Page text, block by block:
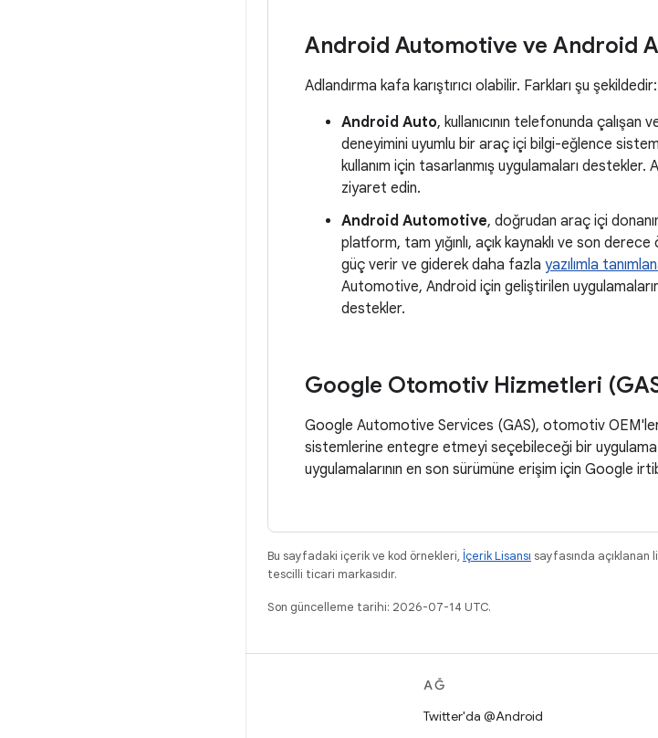
Android Automotive ve Android
Adlandırma kafa karıştırıcı olabilir. Farkları şu şekildedir:
Android Auto, kullanıcının telefonunda çalışan
deneyimini uyumlu bir araç içi bilgi-eğlence
kullanım için tasarlanmış uygulamaları destekler.
ziyaret edin.
Android Automotive, doğrudan araç içi
platform, tam yığınlı, açık kaynaklı ve son
güç verir ve giderek daha fazla yazılımla
Automotive, Android için geliştirilen
destekler.
Google Otomotiv Hizmetleri
Google Automotive Services (GAS), otomotiv
sistemlerine entegre etmeyi seçebileceği bir uygulama
uygulamalarının en son sürümüne erişim için Google
Bu sayfadaki içerik ve kod örnekleri, İçerik Lisansı sayfasında açıklanan
tescilli ticari markasıdır.
Son güncelleme tarihi: 2026-07-14 UTC.
AĞ
Twitter'da @Android